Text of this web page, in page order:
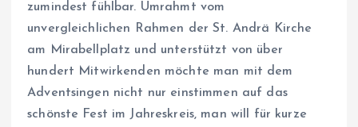
zumindest fühlbar. Umrahmt vom
unvergleichlichen Rahmen der St. Andrä Kirche
am Mirabellplatz und unterstützt von über
hundert Mitwirkenden möchte man mit dem
Adventsingen nicht nur einstimmen auf das
schönste Fest im Jahreskreis, man will für kurze